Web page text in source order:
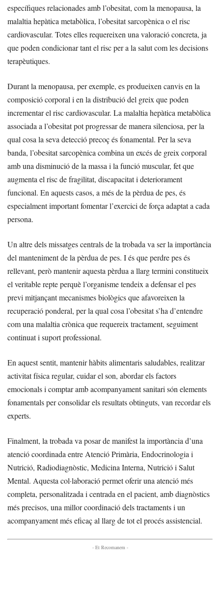
específiques relacionades amb l’obesitat, com la menopausa, la
malaltia hepàtica metabòlica, l’obesitat sarcopènica o el risc
cardiovascular. Totes elles requereixen una valoració concreta, ja
que poden condicionar tant el risc per a la salut com les decisions
terapèutiques.
Durant la menopausa, per exemple, es produeixen canvis en la
composició corporal i en la distribució del greix que poden
incrementar el risc cardiovascular. La malaltia hepàtica metabòlica
associada a l’obesitat pot progressar de manera silenciosa, per la
qual cosa la seva detecció precoç és fonamental. Per la seva
banda, l’obesitat sarcopènica combina un excés de greix corporal
amb una disminució de la massa i la funció muscular, fet que
augmenta el risc de fragilitat, discapacitat i deteriorament
funcional. En aquests casos, a més de la pèrdua de pes, és
especialment important fomentar l’exercici de força adaptat a cada
persona.
Un altre dels missatges centrals de la trobada va ser la importància
del manteniment de la pèrdua de pes. I és que perdre pes és
rellevant, però mantenir aquesta pèrdua a llarg termini constitueix
el veritable repte perquè l’organisme tendeix a defensar el pes
previ mitjançant mecanismes biològics que afavoreixen la
recuperació ponderal, per la qual cosa l’obesitat s’ha d’entendre
com una malaltia crònica que requereix tractament, seguiment
continuat i suport professional.
En aquest sentit, mantenir hàbits alimentaris saludables, realitzar
activitat física regular, cuidar el son, abordar els factors
emocionals i comptar amb acompanyament sanitari són elements
fonamentals per consolidar els resultats obtinguts, van recordar els
experts.
Finalment, la trobada va posar de manifest la importància d’una
atenció coordinada entre Atenció Primària, Endocrinologia i
Nutrició, Radiodiagnòstic, Medicina Interna, Nutrició i Salut
Mental. Aquesta col·laboració permet oferir una atenció més
completa, personalitzada i centrada en el pacient, amb diagnòstics
més precisos, una millor coordinació dels tractaments i un
acompanyament més eficaç al llarg de tot el procés assistencial.
- Et Recomanem -